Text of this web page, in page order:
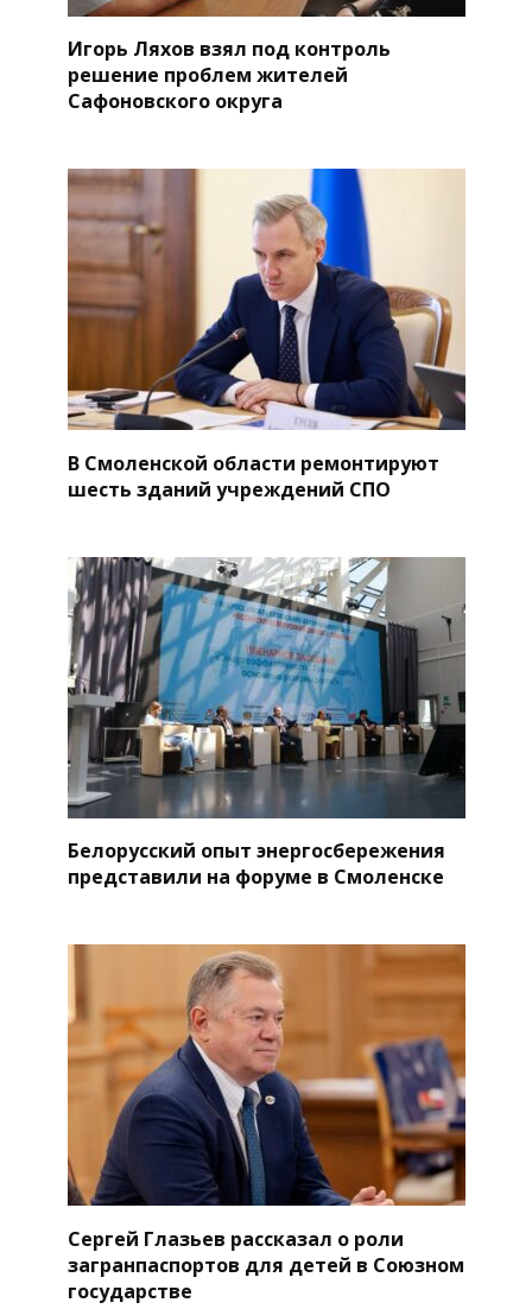
Игорь Ляхов взял под контроль
решение проблем жителей
Сафоновского округа
В Смоленской области ремонтируют
шесть зданий учреждений СПО
Белорусский опыт энергосбережения
представили на форуме в Смоленске
Сергей Глазьев рассказал о роли
загранпаспортов для детей в Союзном
государстве